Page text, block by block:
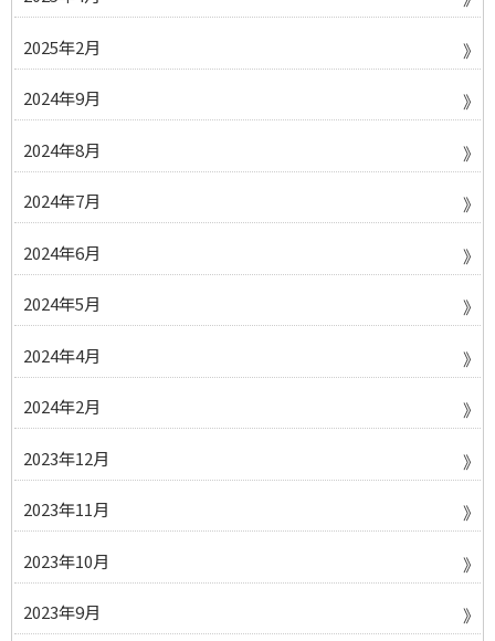
2025年2月
2024年9月
2024年8月
2024年7月
2024年6月
2024年5月
2024年4月
2024年2月
2023年12月
2023年11月
2023年10月
2023年9月